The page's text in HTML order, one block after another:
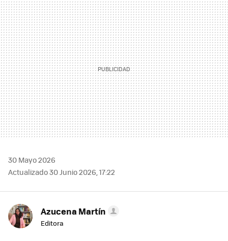
MAIL
30 Mayo 2026
Actualizado 30 Junio 2026, 17:22
Azucena Martín
Editora